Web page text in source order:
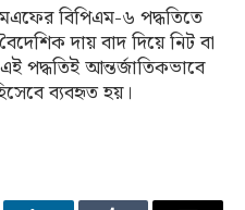
বিপিএম-৬ পদ্ধতিতে
দায় বাদ দিয়ে নিট বা
পদ্ধতিই আন্তর্জাতিকভাবে
ব্যবহৃত হয়।